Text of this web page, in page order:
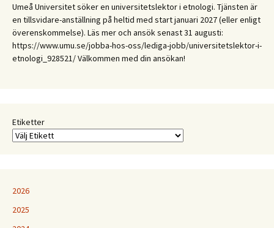
expertis
och
erfarenhet:
Etnologiska
och
kunskapspraktiker
Umeå Universitet söker en universitetslektor i etnologi. Tjänsten är
en tillsvidare-anställning på heltid med start januari 2027 (eller enligt
överenskommelse). Läs mer och ansök senast 31 augusti:
https://www.umu.se/jobba-hos-oss/lediga-jobb/universitetslektor-i-
etnologi_928521/ Välkommen med din ansökan!
Etiketter
2026
2025